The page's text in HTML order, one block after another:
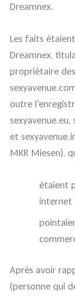
Dreamnex.
Les faits
Dreamnex,
propriétaire
outre
sexyavenue.eu,
et
MKR Miesen),
étaient
internet
Après avoir
(personne qui